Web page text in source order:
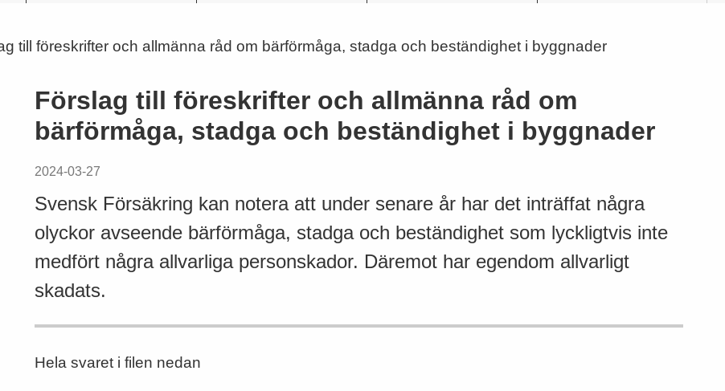
till föreskrifter och allmänna råd om bärförmåga, stadga och beständighet i byggnader
Förslag till föreskrifter och allmänna råd om
bärförmåga, stadga och beständighet i byggnader
2024-03-27
Svensk Försäkring kan notera att under senare år har det inträffat några
olyckor avseende bärförmåga, stadga och beständighet som lyckligtvis inte
medfört några allvarliga personskador. Däremot har egendom allvarligt
skadats.
Hela svaret i filen nedan